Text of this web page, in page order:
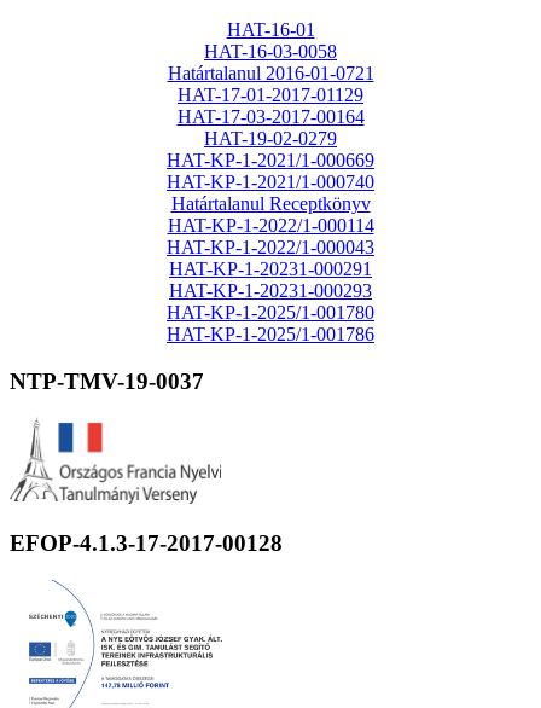
HAT-16-01
HAT-16-03-0058
Határtalanul 2016-01-0721
HAT-17-01-2017-01129
HAT-17-03-2017-00164
HAT-19-02-0279
HAT-KP-1-2021/1-000669
HAT-KP-1-2021/1-000740
Határtalanul Receptkönyv
HAT-KP-1-2022/1-000114
HAT-KP-1-2022/1-000043
HAT-KP-1-20231-000291
HAT-KP-1-20231-000293
HAT-KP-1-2025/1-001780
HAT-KP-1-2025/1-001786
NTP-TMV-19-0037
EFOP-4.1.3-17-2017-00128